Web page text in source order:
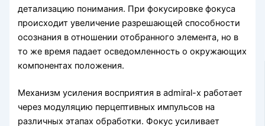
детализацию понимания. При фокусировке фокуса
происходит увеличение разрешающей способности
осознания в отношении отобранного элемента, но в
то же время падает осведомленность о окружающих
компонентах положения.
Механизм усиления восприятия в admiral-x работает
через модуляцию перцептивных импульсов на
различных этапах обработки. Фокус усиливает